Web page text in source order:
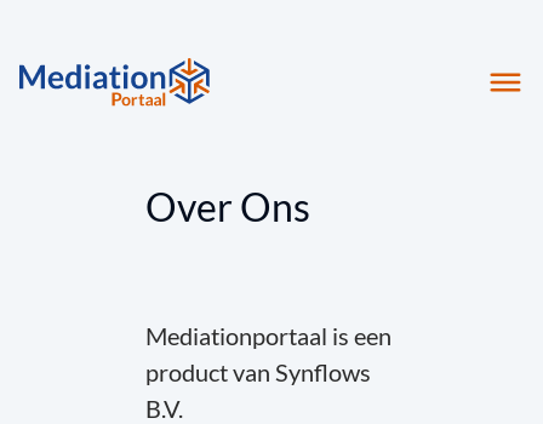
Over Ons
Mediationportaal is een
product van Synflows
B.V.